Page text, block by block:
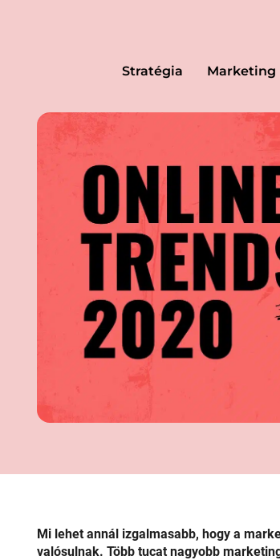
Stratégia Marketing
Mi lehet annál izgalmasabb, hogy a
valósulnak. Több tucat nagyobb